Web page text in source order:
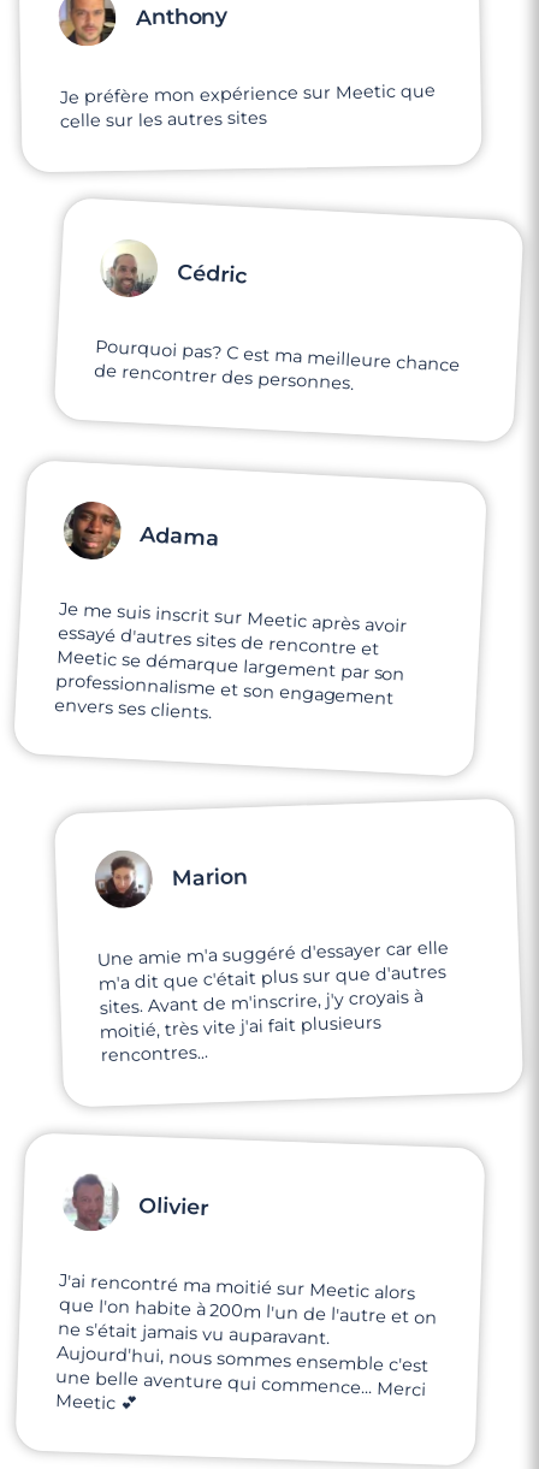
Anthony
Je préfère mon expérience sur Meetic que
celle sur les autres sites
Cédric
Pourquoi pas? C est ma meilleure chance
de rencontrer des personnes.
Adama
Je me suis inscrit sur Meetic après avoir
essayé d'autres sites de rencontre et
Meetic se démarque largement par son
professionnalisme et son engagement
envers ses clients.
Marion
Une amie m'a suggéré d'essayer car elle
m'a dit que c'était plus sur que d'autres
sites. Avant de m'inscrire, j'y croyais à
moitié, très vite j'ai fait plusieurs
rencontres...
Olivier
J'ai rencontré ma moitié sur Meetic alors
que l'on habite à 200m l'un de l'autre et on
ne s'était jamais vu auparavant.
Aujourd'hui, nous sommes ensemble c'est
une belle aventure qui commence... Merci
Meetic 💕